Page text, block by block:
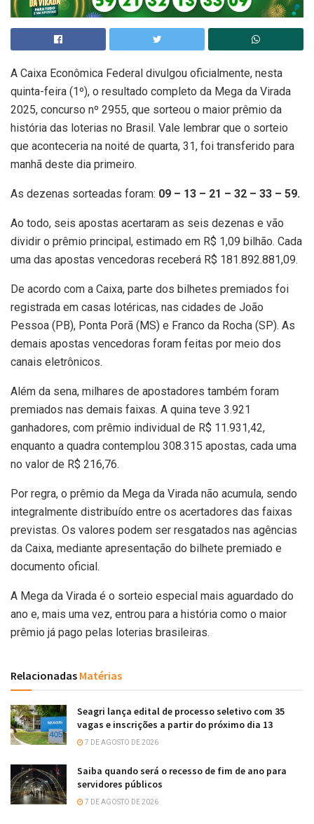
A Caixa Econômica Federal divulgou oficialmente, nesta
quinta-feira (1º), o resultado completo da Mega da Virada
2025, concurso nº 2955, que sorteou o maior prêmio da
história das loterias no Brasil. Vale lembrar que o sorteio
que aconteceria na noité de quarta, 31, foi transferido para
manhã deste dia primeiro.
As dezenas sorteadas foram: 09 – 13 – 21 – 32 – 33 – 59.
Ao todo, seis apostas acertaram as seis dezenas e vão
dividir o prêmio principal, estimado em R$ 1,09 bilhão. Cada
uma das apostas vencedoras receberá R$ 181.892.881,09.
De acordo com a Caixa, parte dos bilhetes premiados foi
registrada em casas lotéricas, nas cidades de João
Pessoa (PB), Ponta Porã (MS) e Franco da Rocha (SP). As
demais apostas vencedoras foram feitas por meio dos
canais eletrônicos.
Além da sena, milhares de apostadores também foram
premiados nas demais faixas. A quina teve 3.921
ganhadores, com prêmio individual de R$ 11.931,42,
enquanto a quadra contemplou 308.315 apostas, cada uma
no valor de R$ 216,76.
Por regra, o prêmio da Mega da Virada não acumula, sendo
integralmente distribuído entre os acertadores das faixas
previstas. Os valores podem ser resgatados nas agências
da Caixa, mediante apresentação do bilhete premiado e
documento oficial.
A Mega da Virada é o sorteio especial mais aguardado do
ano e, mais uma vez, entrou para a história como o maior
prêmio já pago pelas loterias brasileiras.
Relacionadas Matérias
Seagri lança edital de processo seletivo com 35
vagas e inscrições a partir do próximo dia 13
7 DE AGOSTO DE 2026
Saiba quando será o recesso de fim de ano para
servidores públicos
7 DE AGOSTO DE 2026